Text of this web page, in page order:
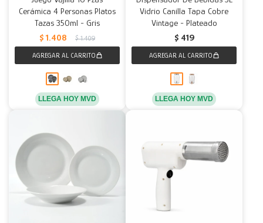
Cerámica 4 Personas Platos
Tazas 350ml - Gris
$ 1.408 $ 1.409
LLEGA HOY MVD
Vidrio Canilla Tapa Cobre
Vintage - Plateado
$ 419
LLEGA HOY MVD